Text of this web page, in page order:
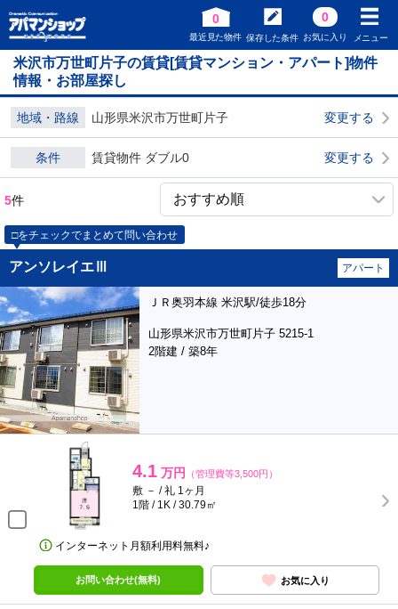
0
最近見た物件 保存した条件
0
お気に入り メニュー
米沢市万世町片子の賃貸[賃貸マンション・アパート]物件
情報・お部屋探し
地域・路線 山形県米沢市万世町片子 変更する
条件 賃貸物件 ダブル0 変更する
5件
□をチェックでまとめて問い合わせ
アンソレイエⅢ アパート
ＪＲ奥羽本線 米沢駅/徒歩18分
山形県米沢市万世町片子 5215-1
2階建 / 築8年
4.1 万円 （管理費等3,500円）
敷 － / 礼 1ヶ月
1階 / 1K / 30.79㎡
インターネット月額利用料無料♪
お問い合わせ(無料) お気に入り